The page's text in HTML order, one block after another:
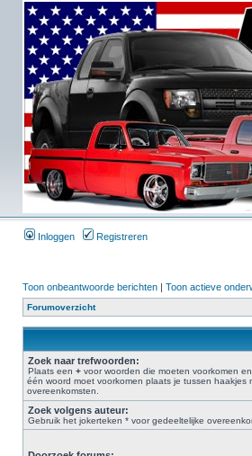
Inloggen Registreren
Toon onbeantwoorde berichten | Toon actieve
Forumoverzicht
Zoek naar trefwoorden:
Plaats een + voor woorden die moeten voorkomen
één woord moet voorkomen plaats je tussen haakjes
overeenkomsten.
Zoek volgens auteur:
Gebruik het jokerteken * voor gedeeltelijke